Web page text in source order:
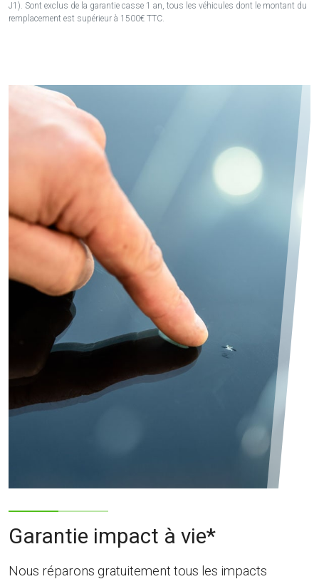
J1). Sont exclus de la garantie casse 1 an, tous les véhicules dont le montant du
remplacement est supérieur à 1500€ TTC.
Garantie impact à vie*
Nous réparons gratuitement tous les impacts